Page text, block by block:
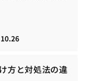
方と対処法の違